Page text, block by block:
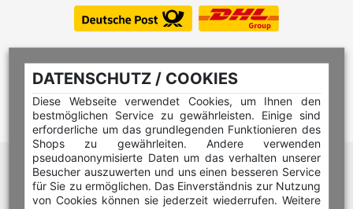
DATENSCHUTZ / COOKIES
Diese Webseite verwendet Cookies, um Ihnen den
bestmöglichen Service zu gewährleisten. Einige sind
erforderliche um das grundlegenden Funktionieren des
Shops zu gewährleiten. Andere verwenden
pseudoanonymisierte Daten um das verhalten unserer
Besucher auszuwerten und uns einen besseren Service
für Sie zu ermöglichen. Das Einverständnis zur Nutzung
von Cookies können sie jederzeit wiederrufen. Weitere
Hilfe Editor
Hilfe Multicolorstempel